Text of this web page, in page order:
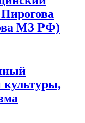
МЗ РФ)
культуры,